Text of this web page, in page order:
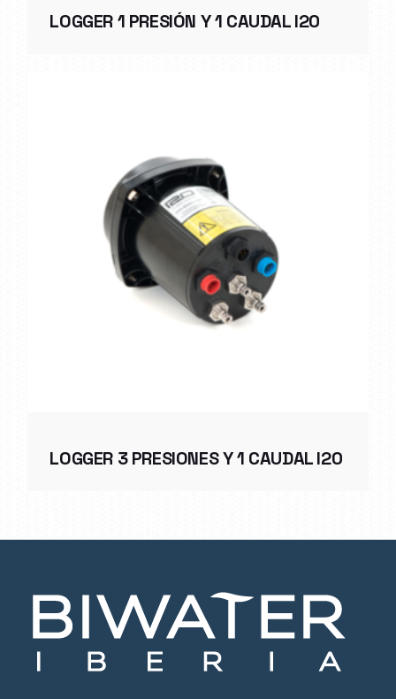
LOGGER 1 PRESIÓN Y 1 CAUDAL I20
LOGGER 3 PRESIONES Y 1 CAUDAL I20